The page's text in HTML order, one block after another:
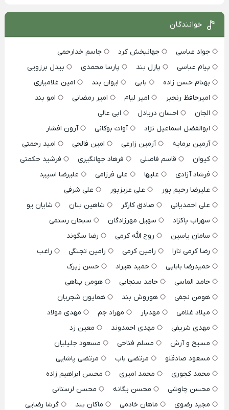
خوانندگان
جواد عباسی جهانبخش کرد
جاسم خدارحمی
پیام عباسی
پازل بند پارسا محمدی
بیدل برزویی
بهنام حسن زاده
بابی ایوان بند
امین غلامیاری
امیرحافظ رنجبر
امیر لیام امیر رمضانی
امو بند
الجان
احسان دریادل
ابی عالی
ابوالفضل اسماعیل نژاد
آوات بوکانی
آرون افشار
آرمین برمایه
آرمین زارعی امین فالجی
امید رحمتی
کیوان
قاسم فاضلی فرهاد جهانگیری
فرشید حکمتی
فرشاد آزادی
علیها علی فرزامی
علیرضا اسپید
علیرضا رحیم پور
علی عزیزپور
علی شرفی
علی احمدیانی
صادق کارگر شاهین بنان
شایان یو
سهراب پاکزاد
سهیل مهرزادگان
سبحان رستمی
سامان یاسین
روح الله کرمی
رضا سگوند
رضا کرمی تارا
رامین کرمی رامین تجنگی
راغب
حمیدرضا بابایی
حمید هیراد
حسن زیرک
حامد الماسی
حامد سنجابی
هومن پناهی
هومن نجفی
هوروش بند
همایون شجریان
میلاد غلامی
مهدیار مهراد جم
مهدی مولاد
مهدی شریفی
مهدی احمدوند
معین زد
مسیح و آرش
مسلم فتاحی
مسعود جلیلیان
مسعود صادقلو
مرتضی باب
مرتضی پاشایی
محمد کجوری
محمد امیری
محسن ابراهیم زاده
محسن چاوشی
محسن یگانه
محسن لرستانی
مجید رضوی
ماهان خادمی ماکان بند
گرشا رضایی